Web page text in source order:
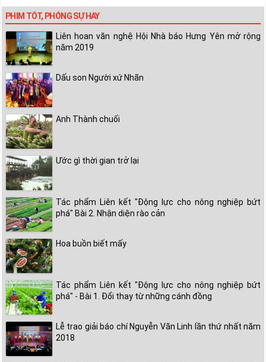
PHIM TỐT, PHÓNG SỰ HAY
Liên hoan văn nghệ Hội Nhà báo Hưng Yên mở rộng
năm 2019
Dấu son Người xứ Nhãn
Anh Thành chuối
Ước gì thời gian trở lại
Tác phẩm Liên kết "Động lực cho nông nghiệp bứt
phá" Bài 2. Nhận diện rào cản
Hoa buồn biết mấy
Tác phẩm Liên kết "Động lực cho nông nghiệp bứt
phá" - Bài 1. Đổi thay từ những cánh đồng
Lễ trao giải báo chí Nguyễn Văn Linh lần thứ nhất năm
2018